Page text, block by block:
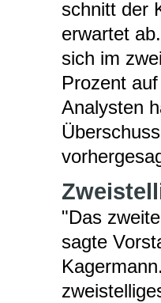
schnitt der
erwartet
sich im
Prozent
Analysten
"Das
sagte